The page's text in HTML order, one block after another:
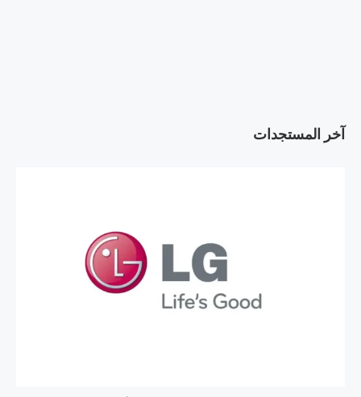
آخر المستجدات